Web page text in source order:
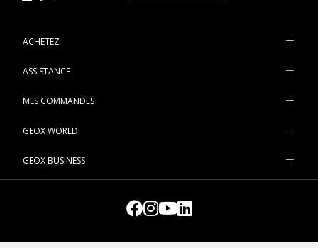
conçues pour vous assurer respirabilité et bien-être. Des
modèles décontractés d’inspiration running aux slip-on
élégantes aux lignes essentielles à associer également aux
choix ! Mélange de style et de technologie, les
votre garde-robe : elles aussi se marient à la perfection avec
lorsque vous avez envie de quelque chose de différent des
chaussures à lacets et Richelieu
d’excellentes alliées pendant les moments de loisirs. Nos
contemporaine, détails recherchés et technologie innovante.
une légèreté maximal et un look du plus bel effet. Et pour un
ACHETEZ
ASSISTANCE
MES COMMANDES
GEOX WORLD
GEOX BUSINESS